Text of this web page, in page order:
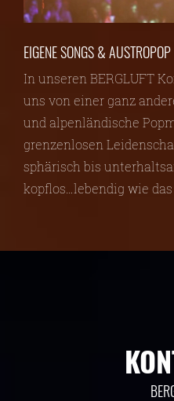
EIGENE SONGS & AUSTROPOP
In unseren BERGLUFT
uns von einer ganz
und alpenländische
grenzenlosen
sphärisch bis
kopflos…lebendig wie das